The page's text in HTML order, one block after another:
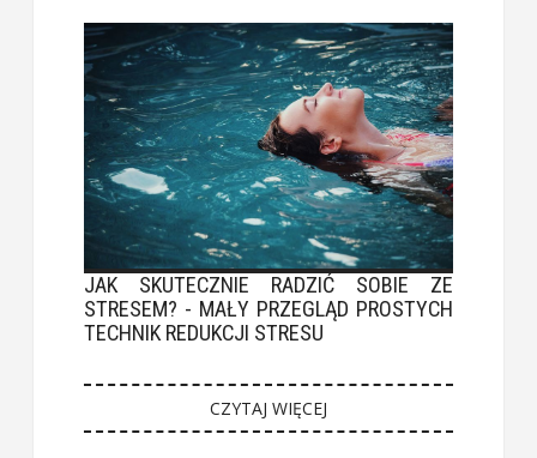
JAK SKUTECZNIE RADZIĆ SOBIE ZE
STRESEM? - MAŁY PRZEGLĄD PROSTYCH
TECHNIK REDUKCJI STRESU
CZYTAJ WIĘCEJ